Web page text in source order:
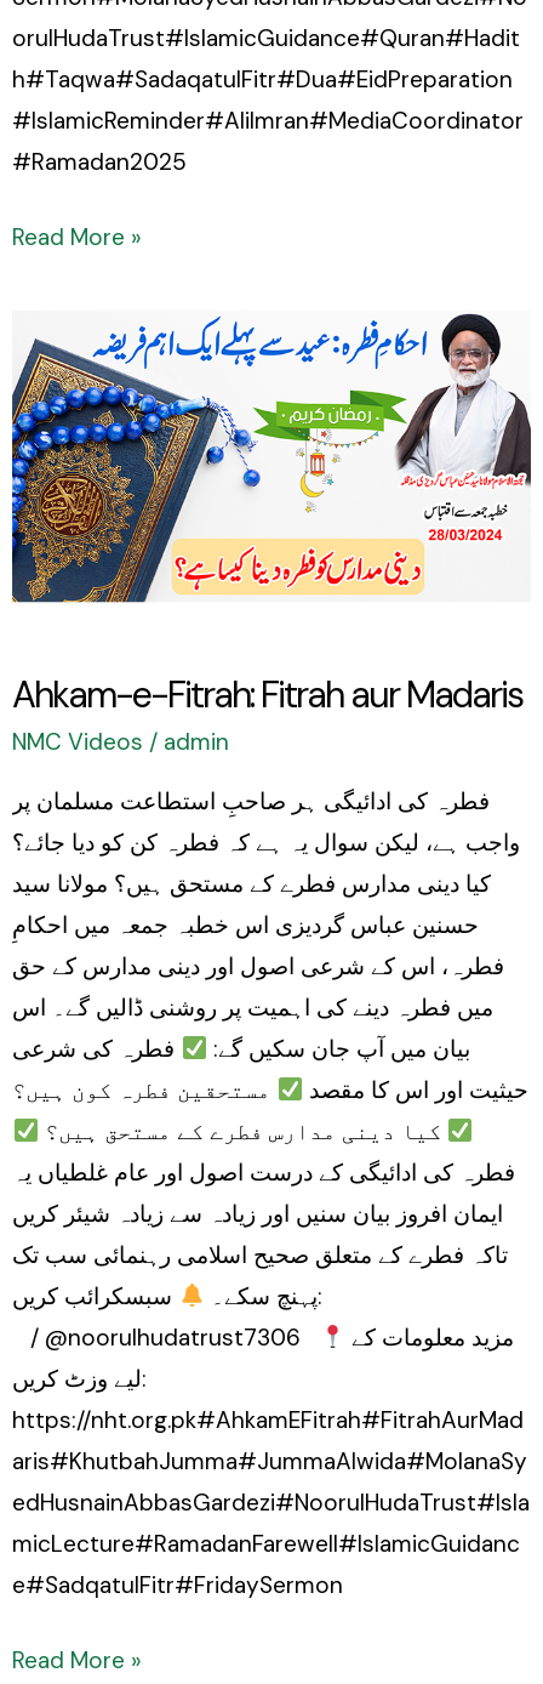
orulHudaTrust#IslamicGuidance#Quran#Hadit
h#Taqwa#SadaqatulFitr#Dua#EidPreparation
#IslamicReminder#AliImran#MediaCoordinator
#Ramadan2025
Read More »
Ahkam-e-Fitrah: Fitrah aur Madaris
NMC Videos / admin
فطرہ کی ادائیگی ہر صاحبِ استطاعت مسلمان پر
واجب ہے، لیکن سوال یہ ہے کہ فطرہ کن کو دیا جائے؟
کیا دینی مدارس فطرے کے مستحق ہیں؟ مولانا سید
حسنین عباس گردیزی اس خطبہ جمعہ میں احکامِ
فطرہ، اس کے شرعی اصول اور دینی مدارس کے حق
میں فطرہ دینے کی اہمیت پر روشنی ڈالیں گے۔ اس
بیان میں آپ جان سکیں گے:
فطرہ کی شرعی
حیثیت اور اس کا مقصد
مستحقین فطرہ کون ہیں؟
کیا دینی مدارس فطرے کے مستحق ہیں؟
فطرہ کی ادائیگی کے درست اصول اور عام غلطیاں یہ
ایمان افروز بیان سنیں اور زیادہ سے زیادہ شیئر کریں
تاکہ فطرے کے متعلق صحیح اسلامی رہنمائی سب تک
پہنچ سکے۔
سبسکرائب کریں:
/ @noorulhudatrust7306
لیے وزٹ کریں:
https://nht.org.pk#AhkamEFitrah#FitrahAurMad
aris#KhutbahJumma#JummaAlwida#MolanaSy
edHusnainAbbasGardezi#NoorulHudaTrust#Isla
micLecture#RamadanFarewell#IslamicGuidanc
e#SadqatulFitr#FridaySermon
e-
Fitrah:
Fitrah
aur
Madaris
Read More »